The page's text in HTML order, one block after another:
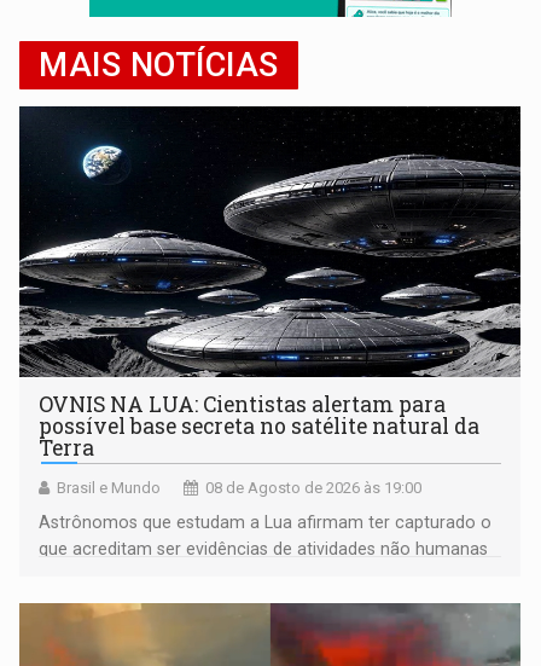
MAIS NOTÍCIAS
OVNIS NA LUA: Cientistas alertam para
possível base secreta no satélite natural da
Terra
Brasil e Mundo 08 de Agosto de 2026 às 19:00
Astrônomos que estudam a Lua afirmam ter capturado o
que acreditam ser evidências de atividades não humanas
órbita